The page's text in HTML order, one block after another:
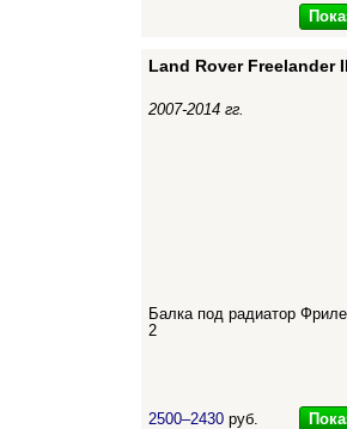
Land Rover Freelander II
2007-2014 гг.
Балка под радиатор
2
2500–2430 руб.